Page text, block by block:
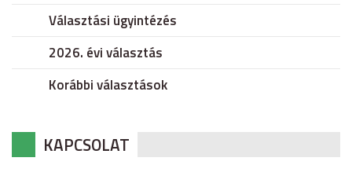
Választási ügyintézés
2026. évi választás
Korábbi választások
KAPCSOLAT